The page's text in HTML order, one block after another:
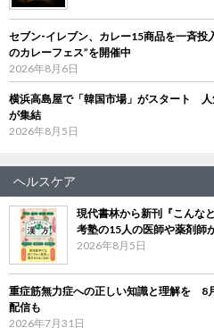
セブン‐イレブン、カレー15商品を一斉
のカレーフェス”を開催中
2026年8月6日
横浜高島屋で「韓国市場」がスタート
が集結
2026年8月5日
ヘルスケア
現代書林から新刊『こんな
考塾の15人の医師や薬剤師
2026年8月5日
重症筋無力症への正しい知識と理解を 8
配信も
2026年7月31日